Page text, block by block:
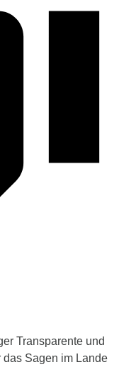
Transparente und
das Sagen im Lande